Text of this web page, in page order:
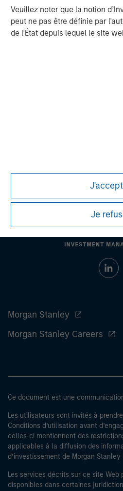
Veuillez noter que la notion
peut ne pas être définie par
de l'État depuis lequel le site
Je
Aaron Sack
Managing Director
Morgan Stanley
Morgan Stanley Careers
Ce document est une
Les utilisateurs sont invités à
Conditions d’utilisation avant
celles-ci mentionnent des
applicables à la diffusion des
d’investissement de Morgan
Les services décrits sur ce site Web
disponibles dans certaines